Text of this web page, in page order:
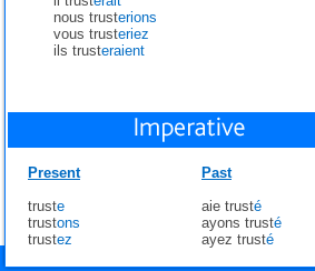
nous trusterions
vous trusteriez
ils trusteraient
Present
truste
trustons
trustez
Past
aie trusté
ayons trusté
ayez trusté